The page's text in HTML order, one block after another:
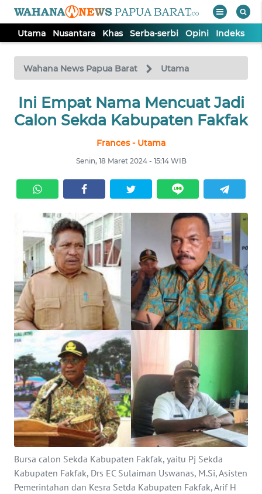
Utama Nusantara Khas Serba-serbi Opini Indeks
Wahana News Papua Barat Utama
Ini Empat Nama Mencuat Jadi
Calon Sekda Kabupaten Fakfak
Frances - Utama
Senin, 18 Maret 2024 - 15:14 WIB
Bursa calon Sekda Kabupaten Fakfak, yaitu Pj Sekda
Kabupaten Fakfak, Drs EC Sulaiman Uswanas, M.Si, Asisten
Pemerintahan dan Kesra Setda Kabupaten Fakfak, Arif H
TV
Tutup
UTAMA
SERBA-
OPINI
Informasi
INDEKS
BERITA
KONTAK
KAMI
INFO
IKLAN
TENTANG
KAMI
PEDOMAN
MEDIA